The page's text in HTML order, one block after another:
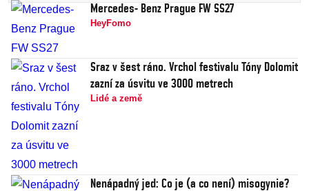
Mercedes- Benz Prague FW SS27
HeyFomo
Sraz v šest ráno. Vrchol festivalu Tóny Dolomit
zazní za úsvitu ve 3000 metrech
Lidé a země
Nenápadný jed: Co je (a co není) misogynie?